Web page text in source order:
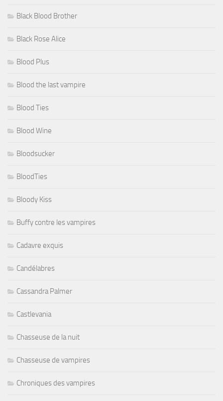
Black Blood Brother
Black Rose Alice
Blood Plus
Blood the last vampire
Blood Ties
Blood Wine
Bloodsucker
BloodTies
Bloody Kiss
Buffy contre les vampires
Cadavre exquis
Candélabres
Cassandra Palmer
Castlevania
Chasseuse de la nuit
Chasseuse de vampires
Chroniques des vampires